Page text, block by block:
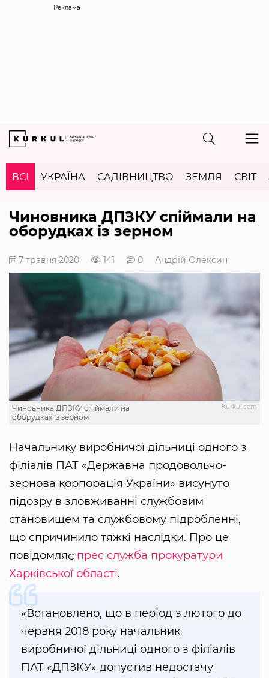
Реклама
ВСІ УКРАЇНА САДІВНИЦТВО ЗЕМЛЯ СВІТ
Чиновника ДПЗКУ спіймали на
оборудках із зерном
7 травня 2020 141 0 Андрій Олексин
Kurkul.com
Чиновника ДПЗКУ спіймали на
оборудках із зерном
Начальнику виробничої дільниці одного з
філіалів ПАТ «Державна продовольчо-
зернова корпорація України» висунуто
підозру в зловживанні службовим
становищем та службовому підробленні,
що спричинило тяжкі наслідки. Про це
повідомляє прес служба прокуратури
Харківської області.
«Встановлено, що в період з лютого до
червня 2018 року начальник
виробничої дільниці одного з філіалів
ПАТ «ДПЗКУ» допустив недостачу